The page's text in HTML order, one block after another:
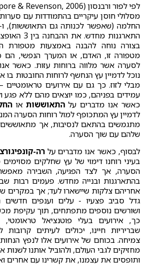
התארגנות
בצורה נוחה להבנה באמצעות מטפורת
מטפורה זו, האדם, או המערך הנפשי, הם
לסערה אשר מלווה ברוחות עזות. כאשר
נוכל לדמיין עץ הנחשף לרוחות החובטות בו
מבלי לזוז. כך גם עם אירועים
עמידים בפניהם, כמו יוצאים מהם ללא פגע
כאשר אנו מדברים עלהתאוששות או
לדמיין עץ המתכופף למול רוחות הסערה
מתגמשים בהתאם לנסיבות, אך מתאוששים
שלהם עם שוך הסערה.
לבסוף, כאשר אנו מדברים עלרה-
בעיני רוחנו דימוי של עץ שחלקים
הסערה, אך לצד הפגיעה, השבירה
בהתארגנות ובנייה מחדש. פעמים רבות
אחריהם צלקות שיישארו לעד; אך במקרים
גדל סביב פצעיו - עלים וענפים חדשים
ושורשים נוספים מתפתחים, תוך עקיפת
כך, אירועים בעלי פוטנציאל
שבריריות חיינו, יכולים לעיתים קרובות
צמיחה. בכוחם של אירועים אלו לנפץ הנחות
מחזיקים לגבי העולם, ולהוביל אותנו לשנות
ותופסים את עצמנו, את קשרינו עם אחרים